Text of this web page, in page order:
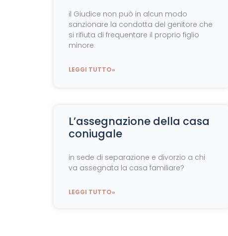
il Giudice non può in alcun modo
sanzionare la condotta del genitore che
si rifiuta di frequentare il proprio figlio
minore
LEGGI TUTTO»
L’assegnazione della casa
coniugale
in sede di separazione e divorzio a chi
va assegnata la casa familiare?
LEGGI TUTTO»